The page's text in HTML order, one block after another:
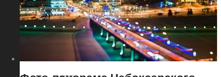
2015
2016